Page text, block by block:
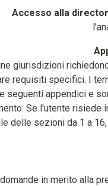
Accesso alla
giurisdizioni
requisiti specifici. I
seguenti appendici e
Se l'utente risiede
delle sezioni da 1 a
in merito alla